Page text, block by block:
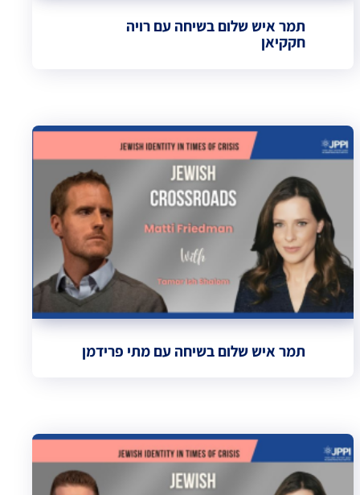
תמר איש שלום בשיחה עם רויה
חקקיאן
תמר איש שלום בשיחה עם מתי פרידמן